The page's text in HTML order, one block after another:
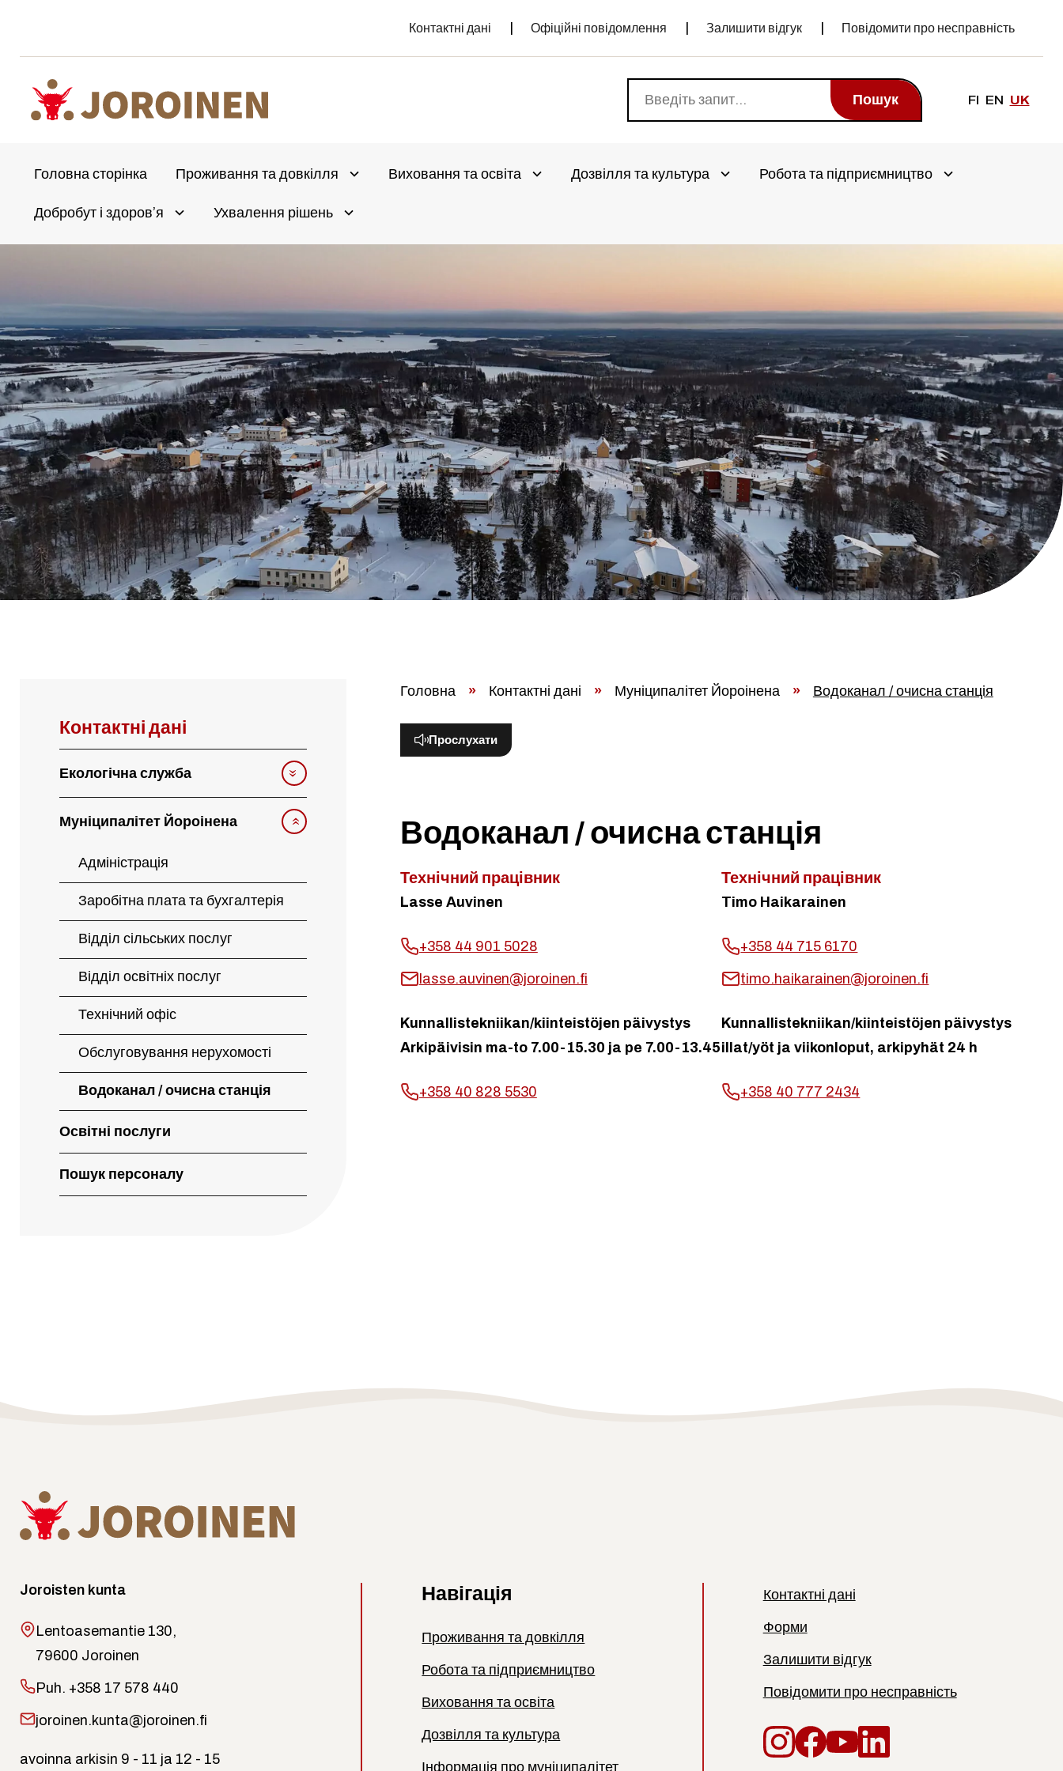
вмісту
Контактні дані Офіційні повідомлення Залишити відгук Повідомити про несправність
Пошук FI EN UK
Головна сторінка Проживання та довкілля Avaa alivalikko
Виховання та освіта Avaa alivalikko
Дозвілля та культура Avaa alivalikko
Робота та підприємництво Avaa alivalikko
Добробут і здоров’я Avaa alivalikko
Ухвалення рішень Avaa alivalikko
Контактні дані
Екологічна служба
Муніципалітет Йороінена
Адміністрація
Заробітна плата та бухгалтерія
Відділ сільських послуг
Відділ освітніх послуг
Технічний офіс
Обслуговування нерухомості
Водоканал / очисна станція
Освітні послуги
Пошук персоналу
täällä:
Головна » Контактні дані » Муніципалітет Йороінена » Водоканал / очисна станція
Прослухати
Водоканал / очисна станція
Технічний працівник
Lasse Auvinen
+358 44 901 5028
lasse.auvinen@joroinen.fi
Технічний працівник
Timo Haikarainen
+358 44 715 6170
timo.haikarainen@joroinen.fi
Kunnallistekniikan/kiinteistöjen päivystys
Arkipäivisin ma-to 7.00-15.30 ja pe 7.00-13.45
+358 40 828 5530
Kunnallistekniikan/kiinteistöjen päivystys
illat/yöt ja viikonloput, arkipyhät 24 h
+358 40 777 2434
Joroisten kunta
Lentoasemantie 130,
79600 Joroinen
Puh. +358 17 578 440
joroinen.kunta@joroinen.fi
avoinna arkisin 9 - 11 ja 12 - 15
Навігація
Проживання та довкілля
Робота та підприємництво
Виховання та освіта
Дозвілля та культура
Інформація про муніципалітет
Контактні дані
Форми
Залишити відгук
Повідомити про несправність
Instagram
Facebook
YouTube
LinkedIn